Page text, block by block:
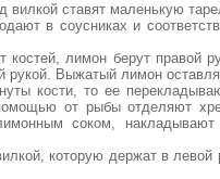
ставят маленькую
в соусниках и
лимон берут правой
Выжатый лимон
кости, то ее
от рыбы отделяют
соком,
которую держат в